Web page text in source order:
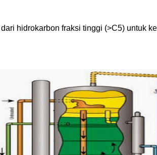
hidrokarbon fraksi tinggi (>C5) untuk